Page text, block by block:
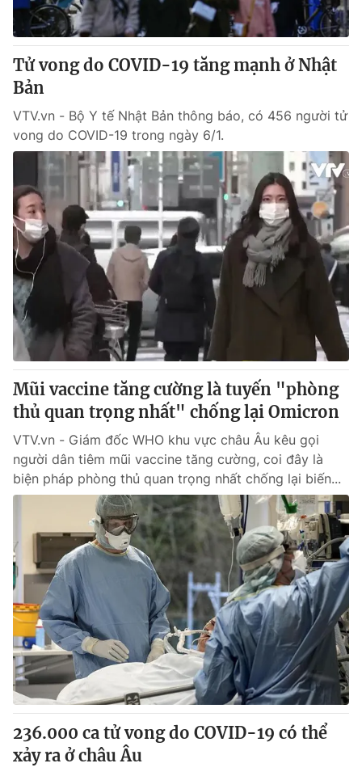
® Cấm sao chép dưới mọi hình thức nếu không có sự chấp
thuận bằng văn bản. Ghi rõ nguồn VTV.vn khi phát hành lại
thông tin từ website này.
Tử vong do COVID-19 tăng mạnh ở Nhật
Bản
VTV.vn - Bộ Y tế Nhật Bản thông báo, có 456 người tử
vong do COVID-19 trong ngày 6/1.
Mũi vaccine tăng cường là tuyến "phòng
thủ quan trọng nhất" chống lại Omicron
VTV.vn - Giám đốc WHO khu vực châu Âu kêu gọi
người dân tiêm mũi vaccine tăng cường, coi đây là
biện pháp phòng thủ quan trọng nhất chống lại biến...
236.000 ca tử vong do COVID-19 có thể
xảy ra ở châu Âu